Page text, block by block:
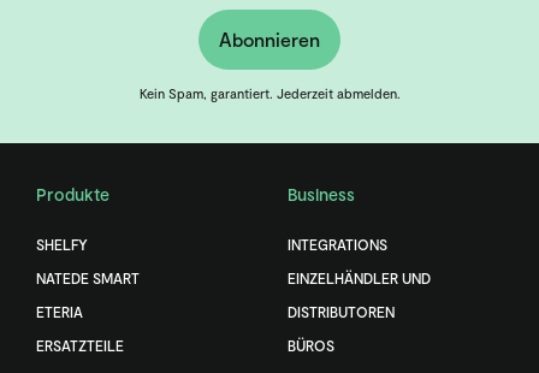
Abonnieren
Kein Spam, garantiert. Jederzeit abmelden.
Produkte
SHELFY
NATEDE SMART
ETERIA
ERSATZTEILE
Business
INTEGRATIONS
EINZELHÄNDLER UND
DISTRIBUTOREN
BÜROS